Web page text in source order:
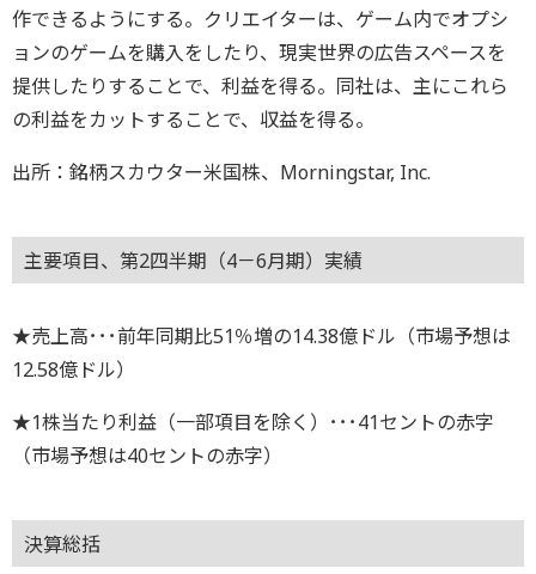
作できるようにする。クリエイターは、ゲーム内でオプシ
ョンのゲームを購入をしたり、現実世界の広告スペースを
提供したりすることで、利益を得る。同社は、主にこれら
の利益をカットすることで、収益を得る。
出所：銘柄スカウター米国株、Morningstar, Inc.
主要項目、第2四半期（4－6月期）実績
★売上高･･･前年同期比51％増の14.38億ドル（市場予想は
12.58億ドル）
★1株当たり利益（一部項目を除く）･･･41セントの赤字
（市場予想は40セントの赤字）
決算総括